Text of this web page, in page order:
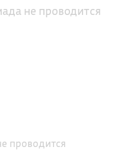
не проводится
проводится